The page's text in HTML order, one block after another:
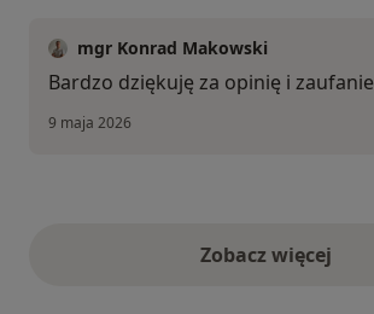
mgr Konrad Makowski
Bardzo dziękuję za opinię i
9 maja 2026
Zobacz więcej
opinie